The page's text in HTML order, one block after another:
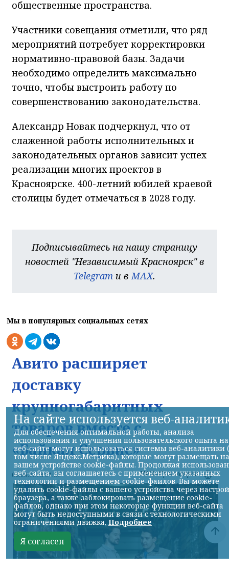
общественные пространства.
Участники совещания отметили, что ряд
мероприятий потребует корректировки
нормативно-правовой базы. Задачи
необходимо определить максимально
точно, чтобы выстроить работу по
совершенствованию законодательства.
Александр Новак подчеркнул, что от
слаженной работы исполнительных и
законодательных органов зависит успех
реализации многих проектов в
Красноярске. 400-летний юбилей краевой
столицы будет отмечаться в 2028 году.
Подписывайтесь на нашу страницу
новостей "Независимый Красноярск" в
Telegram и в MAX.
Мы в популярных социальных сетях
Авито расширяет
доставку
крупногабаритных
товаров вместе с
«Байкал Сервис»
06.08.2026 21:22 НИА-Красноярск
На сайте используется веб-
Для обеспечения оптимальной работы, анализа
использования и улучшения пользовательского опыта на
веб-сайте могут использоваться системы веб-аналитики
том числе Яндекс.Метрика), которые могут размещать на
вашем устройстве cookie-файлы. Продолжая
веб-сайта, вы соглашаетесь с применением указанных
технологий и размещением cookie-файлов. Вы можете
удалить cookie-файлы с вашего устройства через
браузера, а также заблокировать размещение cookie-
файлов, однако при этом некоторые функции веб-сайта
могут быть недоступными в связи с технологическими
ограничениями движка.Подробнее
Я согласен